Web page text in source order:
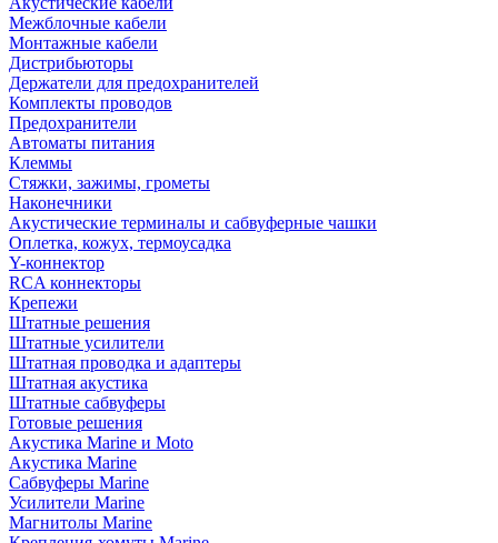
Межблочные кабели
Монтажные кабели
Дистрибьюторы
Держатели для предохранителей
Комплекты проводов
Предохранители
Автоматы питания
Клеммы
Стяжки, зажимы, грометы
Наконечники
Акустические терминалы и сабвуферные чашки
Оплетка, кожух, термоусадка
Y-коннектор
RCA коннекторы
Крепежи
Штатные решения
Штатные усилители
Штатная проводка и адаптеры
Штатная акустика
Штатные сабвуферы
Готовые решения
Акустика Marine и Moto
Акустика Marine
Сабвуферы Marine
Усилители Marine
Магнитолы Marine